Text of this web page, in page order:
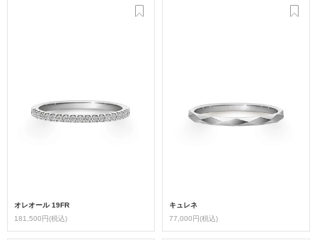
オレオール 19FR
181,500円(税込)
キュレネ
77,000円(税込)